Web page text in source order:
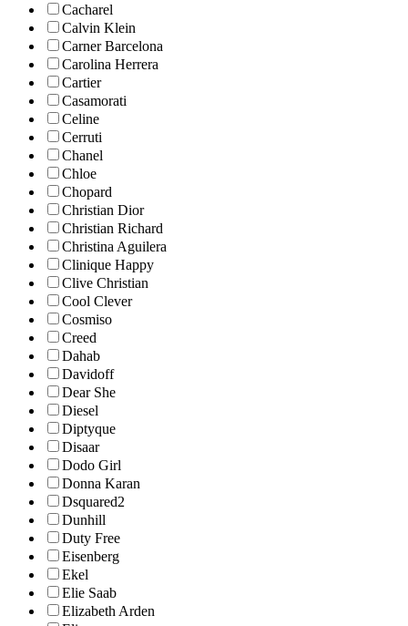
Cacharel
Calvin Klein
Carner Barcelona
Carolina Herrera
Cartier
Casamorati
Celine
Cerruti
Chanel
Chloe
Chopard
Christian Dior
Christian Richard
Christina Aguilera
Clinique Happy
Clive Christian
Cool Clever
Cosmiso
Creed
Dahab
Davidoff
Dear She
Diesel
Diptyque
Disaar
Dodo Girl
Donna Karan
Dsquared2
Dunhill
Duty Free
Eisenberg
Ekel
Elie Saab
Elizabeth Arden